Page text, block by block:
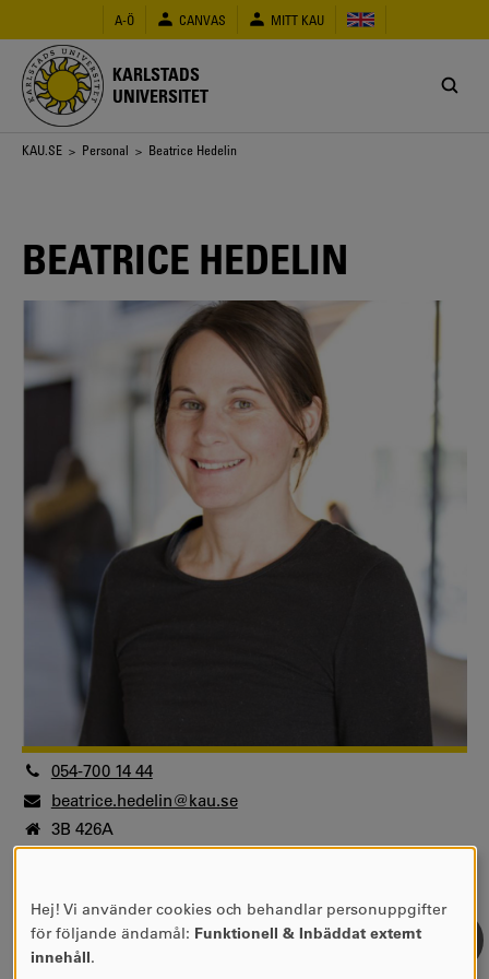
huvudinnehåll
A-Ö CANVAS MITT KAU
KARLSTADS
UNIVERSITET
Länkstig
KAU.SE > Personal > Beatrice Hedelin
BEATRICE HEDELIN
054-700 14 44
beatrice.hedelin@kau.se
3B 426A
Centrum för forskning om samhällsrisker
Universitetslektor, docent
Fakulteten för humaniora och samhällsvetenskap
ANVÄNDNING
AV
Hej! Vi använder cookies och behandlar personuppgifter
för följande ändamål: Funktionell & Inbäddat externt
innehåll.